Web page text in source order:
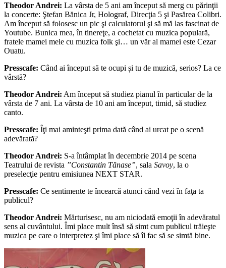
Theodor Andrei: La vârsta de 5 ani am început să merg cu părinţii
la concerte: Ştefan Bănica Jr, Holograf, Direcţia 5 şi Pasărea Colibri.
Am început să folosesc un pic şi calculatorul şi să mă las fascinat de
Youtube. Bunica mea, în tinereţe, a cochetat cu muzica populară,
fratele mamei mele cu muzica folk şi… un văr al mamei este Cezar
Ouatu.
Presscafe: Când ai început să te ocupi și tu de muzică, serios? La ce
vârstă?
Theodor Andrei: Am început să studiez pianul în particular de la
vârsta de 7 ani. La vârsta de 10 ani am început, timid, să studiez
canto.
Presscafe: Îţi mai aminteşti prima dată când ai urcat pe o scenă
adevărată?
Theodor Andrei: S-a întâmplat în decembrie 2014 pe scena
Teatrului de revista ”Constantin Tănase”, sala Savoy, la o
preselecţie pentru emisiunea NEXT STAR.
Presscafe: Ce sentimente te încearcă atunci când vezi în faţa ta
publicul?
Theodor Andrei: Mărturisesc, nu am niciodată emoţii în adevăratul
sens al cuvântului. Îmi place mult însă să simt cum publicul trăieşte
muzica pe care o interpretez şi îmi place să îl fac să se simtă bine.